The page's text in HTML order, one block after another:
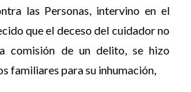
las Personas, intervino en el
que el deceso del cuidador no
comisión de un delito, se hizo
familiares para su inhumación,